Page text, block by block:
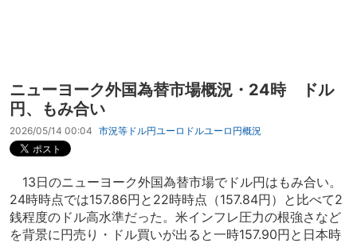
ニューヨーク外国為替市場概況・24時 ドル
円、もみ合い
2026/05/14 00:04 市況等 ドル円ユーロドルユーロ円概況
13日のニューヨーク外国為替市場でドル円はもみ合い。
24時時点では157.86円と22時時点（157.84円）と比べて2
銭程度のドル高水準だった。米インフレ圧力の根強さなど
を背景に円売り・ドル買いが出ると一時157.90円と日本時